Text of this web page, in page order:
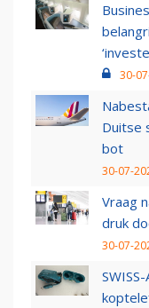
30-
Duitse
bot
30-07-
Vraag
druk
30-07-